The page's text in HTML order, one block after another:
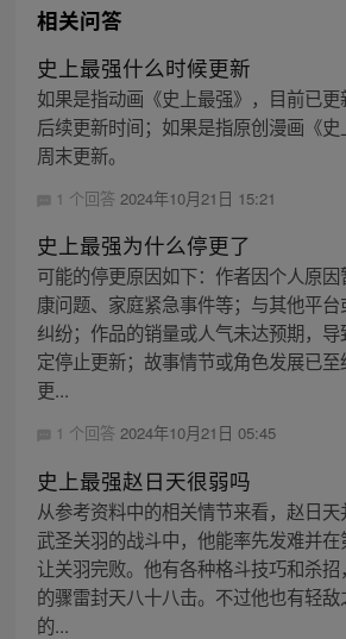
相关问答
史上最强什么时候更新
如果是指动画《史上最强》，目前已
后续更新时间；如果是指原创漫画《
周末更新。
1 个回答 2024年10月21日 15:21
史上最强为什么停更了
可能的停更原因如下：作者因个人原
康问题、家庭紧急事件等；与其他平
纠纷；作品的销量或人气未达预期，
定停止更新；故事情节或角色发展已
更...
1 个回答 2024年10月21日 05:45
史上最强赵日天很弱吗
从参考资料中的相关情节来看，赵日
武圣关羽的战斗中，他能率先发难并
让关羽完败。他有各种格斗技巧和杀
的骤雷封天八十八击。不过他也有轻
的...